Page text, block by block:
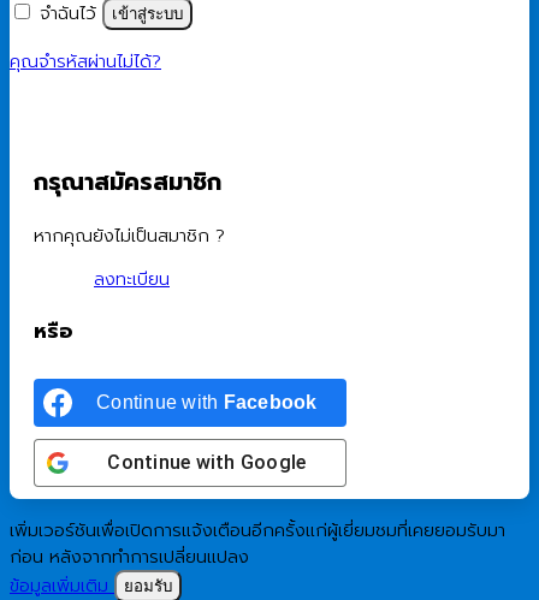
จำฉันไว้
เข้าสู่ระบบ
คุณจำรหัสผ่านไม่ได้?
กรุณาสมัครสมาชิก
หากคุณยังไม่เป็นสมาชิก ?
ลงทะเบียน
หรือ
Continue with Facebook
Continue with Google
เพิ่มเวอร์ชันเพื่อเปิดการแจ้งเตือนอีกครั้งแก่ผู้เยี่ยมชมที่เคยยอมรับมา
ก่อน หลังจากทำการเปลี่ยนแปลง
ข้อมูลเพิ่มเติม
ยอมรับ